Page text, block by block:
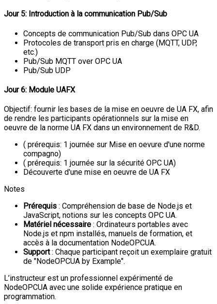
Jour 5: Introduction à la communication Pub/Sub
Concepts de communication Pub/Sub dans OPC UA
Protocoles de transport pris en charge (MQTT, UDP,
etc.)
Pub/Sub MQTT over OPC UA
Pub/Sub UDP
Jour 6: Module UAFX
Objectif: fournir les bases de la mise en oeuvre de UA FX, afin
de rendre les participants opérationnels sur la mise en
oeuvre de la norme UA FX dans un environnement de R&D.
( prérequis: 1 journée sur Mise en oevure d'une norme
compagno)
( prérequis: 1 journée sur la sécurité OPC UA)
Découverte d'une mise en oeuvre de UA FX
Notes
Prérequis : Compréhension de base de Node.js et
JavaScript, notions sur les concepts OPC UA.
Matériel nécessaire : Ordinateurs portables avec
Node.js et npm installés, manuels de formation, et
accès à la documentation NodeOPCUA.
Support: Chaque participant reçoit un exemplaire gratuit
de "NodeOPCUA by Example".
L’instructeur est un professionnel expérimenté de
NodeOPCUA avec une solide expérience pratique en
programmation.